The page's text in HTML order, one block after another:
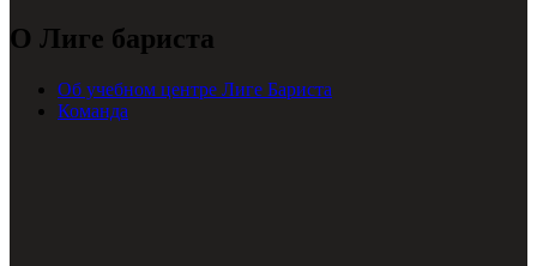
О Лиге бариста
Об учебном центре Лиге Бариста
Команда